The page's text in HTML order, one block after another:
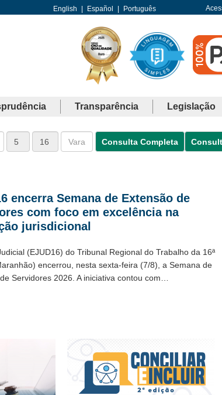
English Español Português
Transparência Legislação
Consulta Completa
encerra Semana de Extensão de
com foco em excelência na
jurisdicional
(EJUD16) do Tribunal Regional do Trabalho da 16ª
encerrou, nesta sexta-feira (7/8), a Semana de
Servidores 2026. A iniciativa contou com…